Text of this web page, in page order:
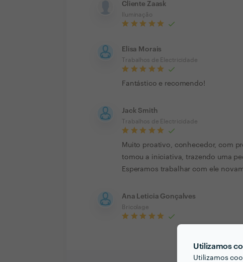
Utilizamos
Utilizamos
Cliente Zaask
Iluminação
Elisa Morais
Trabalhos de Electricidade
Fantástico e recomendo!
Jack Smith
Trabalhos de Electricidade
Muito proativo, conhecedor, com
tomou a iniciativa, trazendo uma
Esperamos trabalhar com ele
Ana Leticia Gonçalves
Bricolage